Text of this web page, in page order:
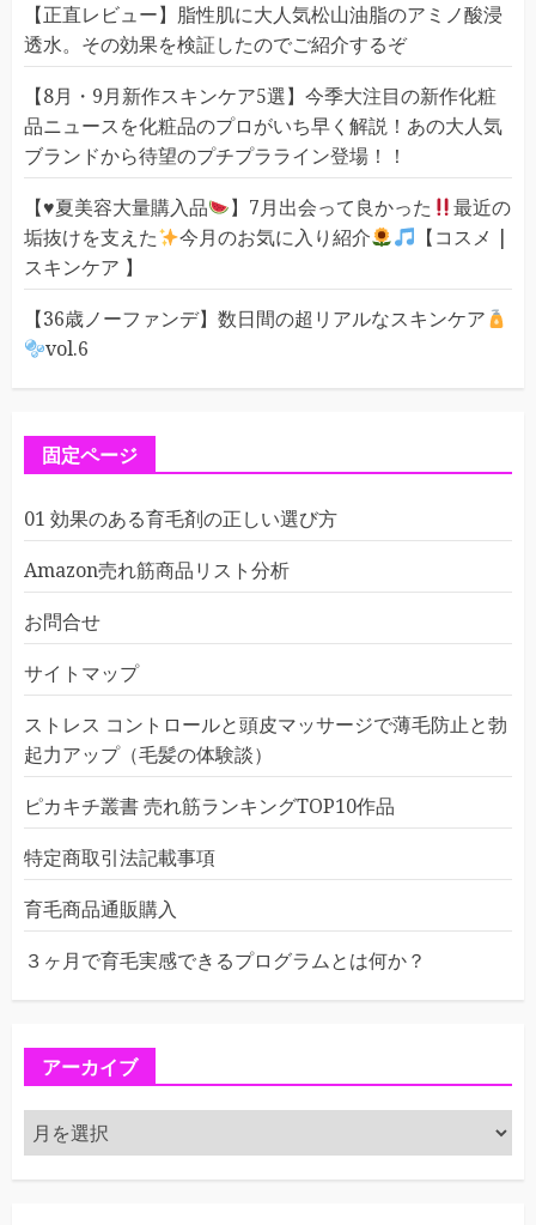
【正直レビュー】脂性肌に大人気松山油脂のアミノ酸浸
透水。その効果を検証したのでご紹介するぞ
【8月・9月新作スキンケア5選】今季大注目の新作化粧
品ニュースを化粧品のプロがいち早く解説！あの大人気
ブランドから待望のプチプラライン登場！！
【♥️夏美容大量購入品 】7月出会って良かった
最近の
垢抜けを支えた
今月のお気に入り紹介
【コスメ |
スキンケア 】
【36歳ノーファンデ】数日間の超リアルなスキンケア
vol.6
固定ページ
01 効果のある育毛剤の正しい選び方
Amazon売れ筋商品リスト分析
お問合せ
サイトマップ
ストレス コントロールと頭皮マッサージで薄毛防止と勃
起力アップ（毛髪の体験談）
ピカキチ叢書 売れ筋ランキングTOP10作品
特定商取引法記載事項
育毛商品通販購入
３ヶ月で育毛実感できるプログラムとは何か？
アーカイブ
ア
ー
カ